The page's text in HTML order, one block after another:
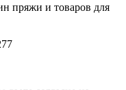
пряжи и товаров для